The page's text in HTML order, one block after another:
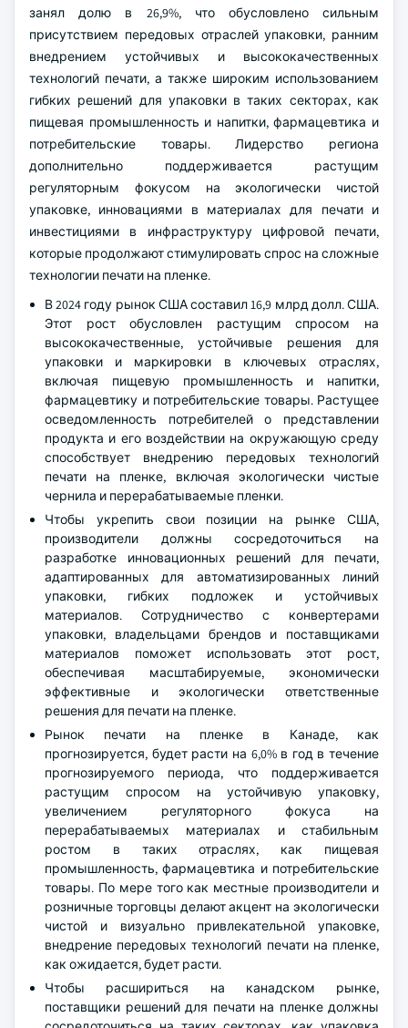
занял долю в 26,9%, что обусловлено сильным
присутствием передовых отраслей упаковки, ранним
внедрением устойчивых и высококачественных
технологий печати, а также широким использованием
гибких решений для упаковки в таких секторах, как
пищевая промышленность и напитки, фармацевтика и
потребительские товары. Лидерство региона
дополнительно поддерживается растущим
регуляторным фокусом на экологически чистой
упаковке, инновациями в материалах для печати и
инвестициями в инфраструктуру цифровой печати,
которые продолжают стимулировать спрос на сложные
технологии печати на пленке.
В 2024 году рынок США составил 16,9 млрд долл. США.
Этот рост обусловлен растущим спросом на
высококачественные, устойчивые решения для
упаковки и маркировки в ключевых отраслях,
включая пищевую промышленность и напитки,
фармацевтику и потребительские товары. Растущее
осведомленность потребителей о представлении
продукта и его воздействии на окружающую среду
способствует внедрению передовых технологий
печати на пленке, включая экологически чистые
чернила и перерабатываемые пленки.
Чтобы укрепить свои позиции на рынке США,
производители должны сосредоточиться на
разработке инновационных решений для печати,
адаптированных для автоматизированных линий
упаковки, гибких подложек и устойчивых
материалов. Сотрудничество с конвертерами
упаковки, владельцами брендов и поставщиками
материалов поможет использовать этот рост,
обеспечивая масштабируемые, экономически
эффективные и экологически ответственные
решения для печати на пленке.
Рынок печати на пленке в Канаде, как
прогнозируется, будет расти на 6,0% в год в течение
прогнозируемого периода, что поддерживается
растущим спросом на устойчивую упаковку,
увеличением регуляторного фокуса на
перерабатываемых материалах и стабильным
ростом в таких отраслях, как пищевая
промышленность, фармацевтика и потребительские
товары. По мере того как местные производители и
розничные торговцы делают акцент на экологически
чистой и визуально привлекательной упаковке,
внедрение передовых технологий печати на пленке,
как ожидается, будет расти.
Чтобы расшириться на канадском рынке,
поставщики решений для печати на пленке должны